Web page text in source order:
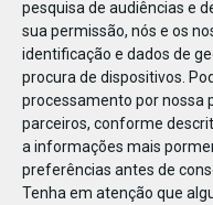
pesquisa de audiências e
sua permissão, nós e os
identificação e dados de
procura de dispositivos.
processamento por nossa
parceiros, conforme
a informações mais
preferências antes de
Tenha em atenção que